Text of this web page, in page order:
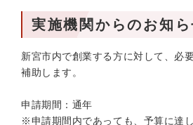
実施機関からのお知ら
新宮市内で創業する方に対して、必
補助します。
申請期間：通年
※申請期間内であっても、予算に達